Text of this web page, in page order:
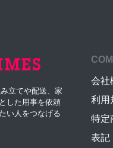
立てや配送、家
した用事を依頼
い人をつなげる
会社
利用
特定
表記